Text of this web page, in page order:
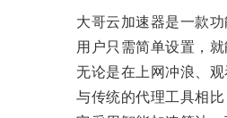
大哥云加速器是一款功
用户只需简单设置，就
无论是在上网冲浪、观
与传统的代理工具相比